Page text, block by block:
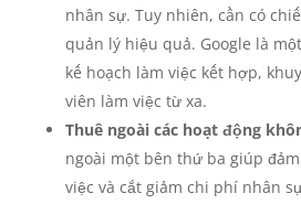
nhân sự. Tuy nhiên, cần có
quản lý hiệu quả. Google là
kế hoạch làm việc kết hợp,
viên làm việc từ xa.
Thuê ngoài các hoạt động
ngoài một bên thứ ba giúp
việc và cắt giảm chi phí nhân